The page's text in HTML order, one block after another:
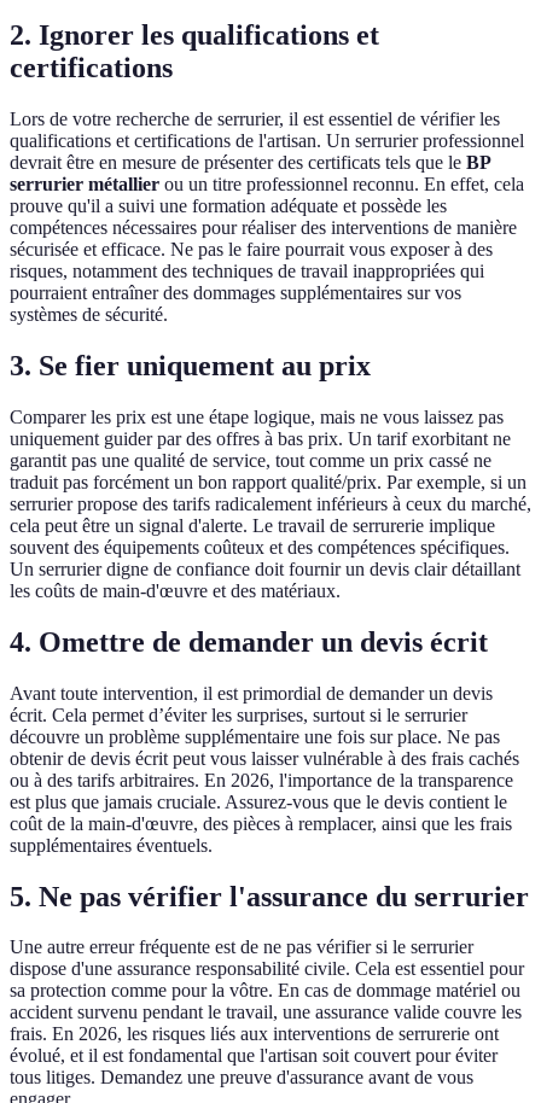
2. Ignorer les qualifications et
certifications
Lors de votre recherche de serrurier, il est essentiel de vérifier les
qualifications et certifications de l'artisan. Un serrurier professionnel
devrait être en mesure de présenter des certificats tels que le BP
serrurier métallier ou un titre professionnel reconnu. En effet, cela
prouve qu'il a suivi une formation adéquate et possède les
compétences nécessaires pour réaliser des interventions de manière
sécurisée et efficace. Ne pas le faire pourrait vous exposer à des
risques, notamment des techniques de travail inappropriées qui
pourraient entraîner des dommages supplémentaires sur vos
systèmes de sécurité.
3. Se fier uniquement au prix
Comparer les prix est une étape logique, mais ne vous laissez pas
uniquement guider par des offres à bas prix. Un tarif exorbitant ne
garantit pas une qualité de service, tout comme un prix cassé ne
traduit pas forcément un bon rapport qualité/prix. Par exemple, si un
serrurier propose des tarifs radicalement inférieurs à ceux du marché,
cela peut être un signal d'alerte. Le travail de serrurerie implique
souvent des équipements coûteux et des compétences spécifiques.
Un serrurier digne de confiance doit fournir un devis clair détaillant
les coûts de main-d'œuvre et des matériaux.
4. Omettre de demander un devis écrit
Avant toute intervention, il est primordial de demander un devis
écrit. Cela permet d’éviter les surprises, surtout si le serrurier
découvre un problème supplémentaire une fois sur place. Ne pas
obtenir de devis écrit peut vous laisser vulnérable à des frais cachés
ou à des tarifs arbitraires. En 2026, l'importance de la transparence
est plus que jamais cruciale. Assurez-vous que le devis contient le
coût de la main-d'œuvre, des pièces à remplacer, ainsi que les frais
supplémentaires éventuels.
5. Ne pas vérifier l'assurance du serrurier
Une autre erreur fréquente est de ne pas vérifier si le serrurier
dispose d'une assurance responsabilité civile. Cela est essentiel pour
sa protection comme pour la vôtre. En cas de dommage matériel ou
accident survenu pendant le travail, une assurance valide couvre les
frais. En 2026, les risques liés aux interventions de serrurerie ont
évolué, et il est fondamental que l'artisan soit couvert pour éviter
tous litiges. Demandez une preuve d'assurance avant de vous